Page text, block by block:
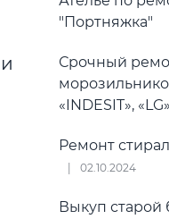
"Портняжка"
Срочный
«INDESIT»,
Ремонт
02.10.2024
Выкуп старой